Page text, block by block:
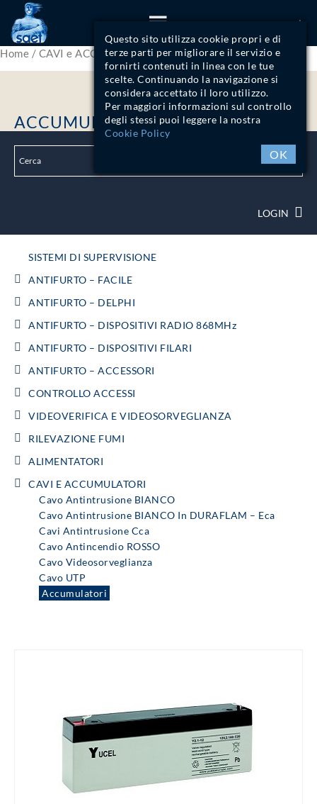
Questo sito utilizza cookie propri e di
terze parti per migliorare il servizio e
fornirti contenuti in linea con le tue
scelte. Continuando la navigazione si
considera accettato il loro utilizzo.
Per maggiori informazioni sul controllo
degli stessi puoi leggere la nostra
Cookie Policy
OK
Home / CAVI e ACCUMULATORI/ Accumulatori
ACCUMULATORI
LOGIN
SISTEMI DI SUPERVISIONE
ANTIFURTO – FACILE
ANTIFURTO – DELPHI
ANTIFURTO – DISPOSITIVI RADIO 868MHz
ANTIFURTO – DISPOSITIVI FILARI
ANTIFURTO – ACCESSORI
CONTROLLO ACCESSI
VIDEOVERIFICA E VIDEOSORVEGLIANZA
RILEVAZIONE FUMI
ALIMENTATORI
CAVI E ACCUMULATORI
Cavo Antintrusione BIANCO
Cavo Antintrusione BIANCO In DURAFLAM – Eca
Cavi Antintrusione Cca
Cavo Antincendio ROSSO
Cavo Videosorveglianza
Cavo UTP
Accumulatori